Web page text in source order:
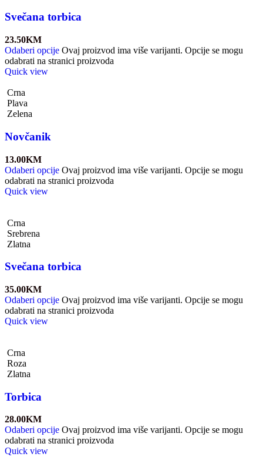
Svečana torbica
23.50KM
Odaberi opcije Ovaj proizvod ima više varijanti. Opcije se mogu
odabrati na stranici proizvoda
Quick view
Crna
Plava
Zelena
Novčanik
13.00KM
Odaberi opcije Ovaj proizvod ima više varijanti. Opcije se mogu
odabrati na stranici proizvoda
Quick view
Crna
Srebrena
Zlatna
Svečana torbica
35.00KM
Odaberi opcije Ovaj proizvod ima više varijanti. Opcije se mogu
odabrati na stranici proizvoda
Quick view
Crna
Roza
Zlatna
Torbica
28.00KM
Odaberi opcije Ovaj proizvod ima više varijanti. Opcije se mogu
odabrati na stranici proizvoda
Quick view